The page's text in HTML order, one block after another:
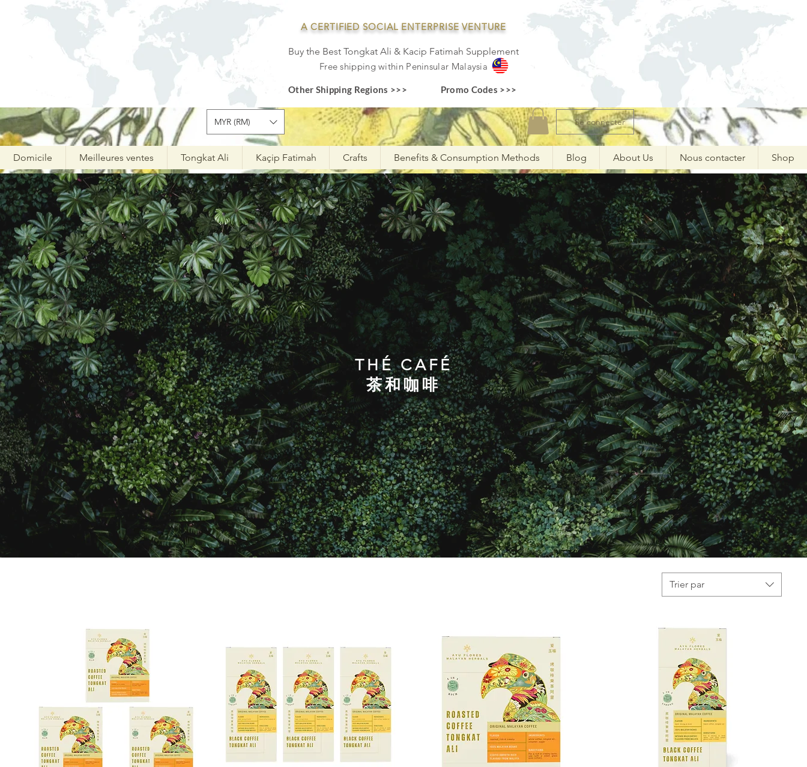
A CERTIFIED SOCIAL ENTERPRISE VENTURE
Buy the Best Tongkat Ali & Kacip Fatimah Supplement
Free shipping withinPeninsular Malaysia
Other Shipping Regions >>> Promo Codes >>>
MYR (RM) Se connecter
Domicile Meilleures ventes Tongkat Ali Kaçip Fatimah Crafts Benefits & Consumption Methods Blog About Us Nous contacter Shop
THÉ CAFÉ
茶和咖啡
Trier par